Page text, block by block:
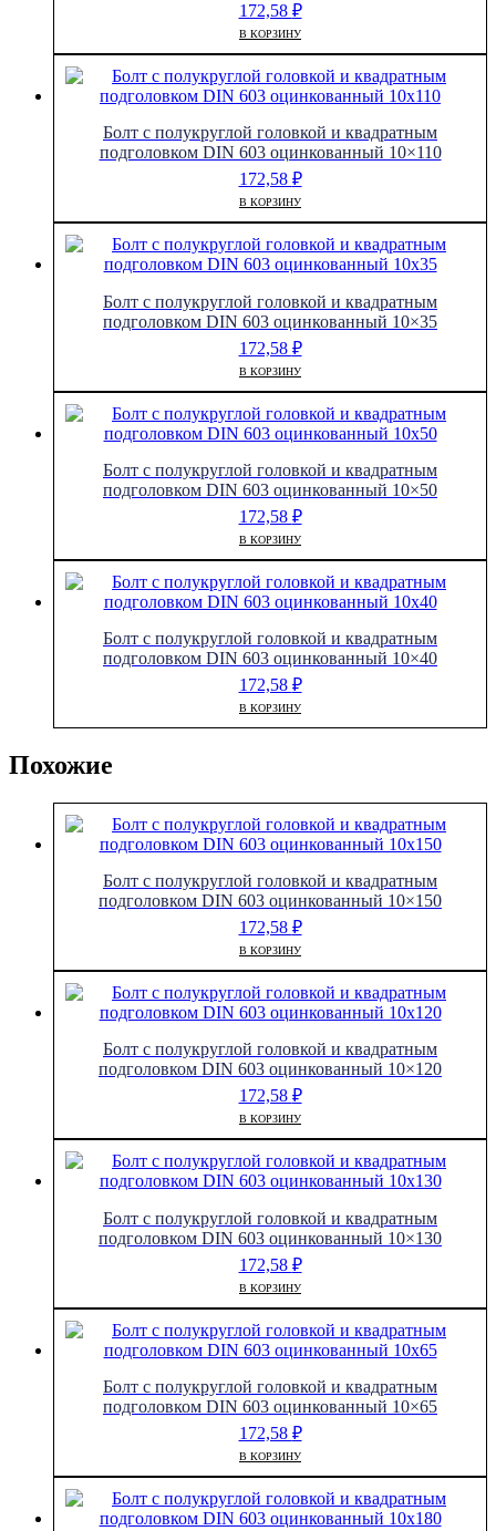
172,58 ₽
В КОРЗИНУ
Болт с полукруглой головкой и квадратным
подголовком DIN 603 оцинкованный 10×110
172,58 ₽
В КОРЗИНУ
Болт с полукруглой головкой и квадратным
подголовком DIN 603 оцинкованный 10×35
172,58 ₽
В КОРЗИНУ
Болт с полукруглой головкой и квадратным
подголовком DIN 603 оцинкованный 10×50
172,58 ₽
В КОРЗИНУ
Болт с полукруглой головкой и квадратным
подголовком DIN 603 оцинкованный 10×40
172,58 ₽
В КОРЗИНУ
Похожие
Болт с полукруглой головкой и квадратным
подголовком DIN 603 оцинкованный 10×150
172,58 ₽
В КОРЗИНУ
Болт с полукруглой головкой и квадратным
подголовком DIN 603 оцинкованный 10×120
172,58 ₽
В КОРЗИНУ
Болт с полукруглой головкой и квадратным
подголовком DIN 603 оцинкованный 10×130
172,58 ₽
В КОРЗИНУ
Болт с полукруглой головкой и квадратным
подголовком DIN 603 оцинкованный 10×65
172,58 ₽
В КОРЗИНУ